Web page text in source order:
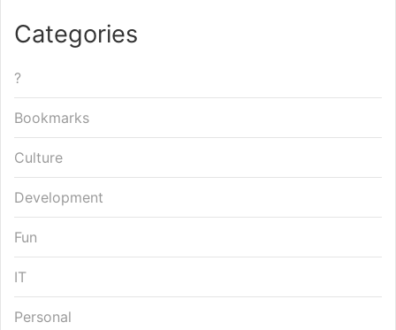
Categories
?
Bookmarks
Culture
Development
Fun
IT
Personal